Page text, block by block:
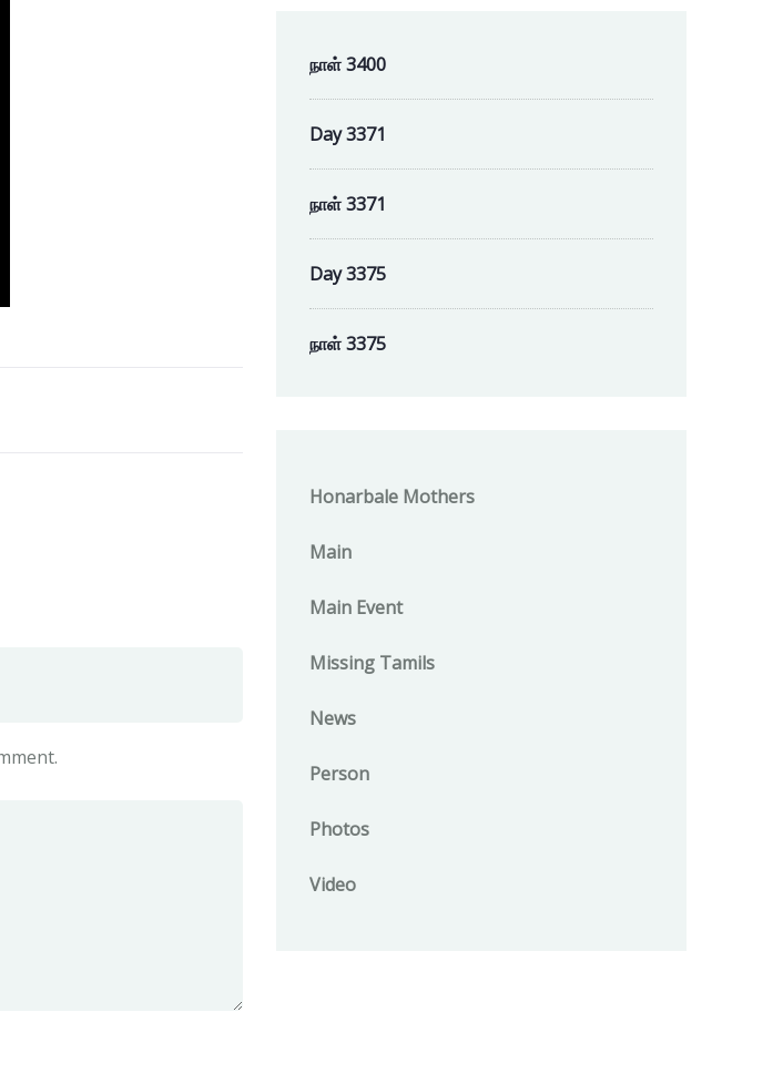
நாள் 3400
Day 3371
நாள் 3371
Day 3375
நாள் 3375
Honarbale Mothers
Main
Main Event
Missing Tamils
News
Person
Photos
Video